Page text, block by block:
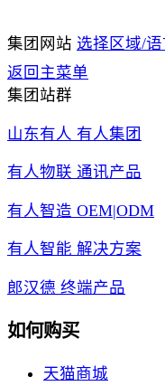
集团网站 选择区域/语
返回主菜单
集团站群
山东有人 有人集团
有人物联 通讯产品
有人智造 OEM|ODM
有人智能 解决方案
郎汉德 终端产品
如何购买
天猫商城